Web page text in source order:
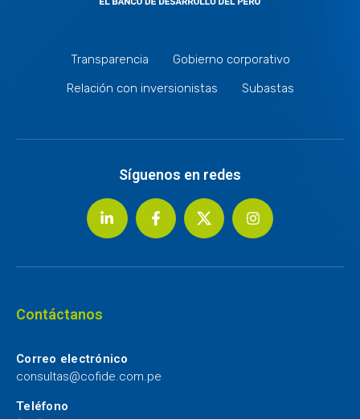
Transparencia
Gobierno corporativo
Relación con inversionistas
Subastas
Síguenos en redes
Contáctanos
Correo electrónico
consultas@cofide.com.pe
Teléfono